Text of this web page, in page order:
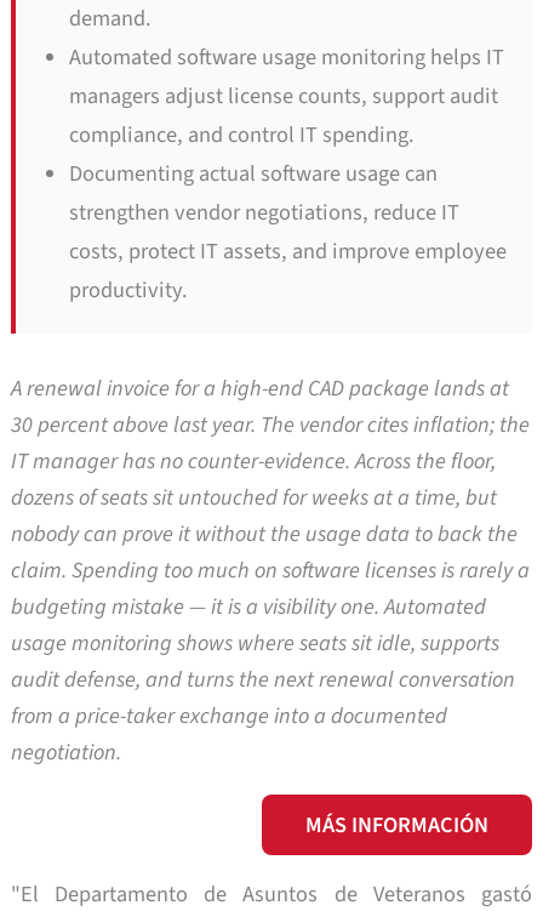
demand.
Automated software usage monitoring helps IT
managers adjust license counts, support audit
compliance, and control IT spending.
Documenting actual software usage can
strengthen vendor negotiations, reduce IT
costs, protect IT assets, and improve employee
productivity.
A renewal invoice for a high-end CAD package lands at
30 percent above last year. The vendor cites inflation; the
IT manager has no counter-evidence. Across the floor,
dozens of seats sit untouched for weeks at a time, but
nobody can prove it without the usage data to back the
claim. Spending too much on software licenses is rarely a
budgeting mistake — it is a visibility one. Automated
usage monitoring shows where seats sit idle, supports
audit defense, and turns the next renewal conversation
from a price-taker exchange into a documented
negotiation.
MÁS INFORMACIÓN
"El Departamento de Asuntos de Veteranos gastó